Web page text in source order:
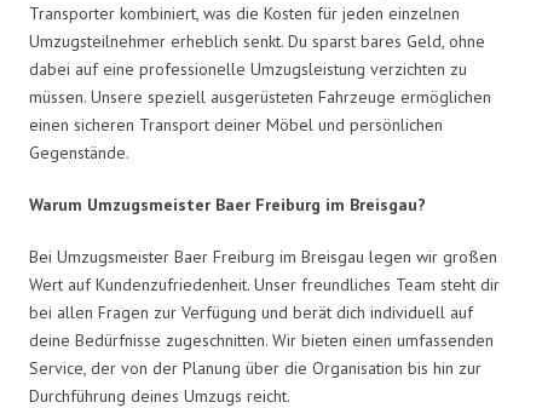
Transporter kombiniert, was die Kosten für jeden einzelnen
Umzugsteilnehmer erheblich senkt. Du sparst bares Geld, ohne
dabei auf eine professionelle Umzugsleistung verzichten zu
müssen. Unsere speziell ausgerüsteten Fahrzeuge ermöglichen
einen sicheren Transport deiner Möbel und persönlichen
Gegenstände.
Warum Umzugsmeister Baer Freiburg im Breisgau?
Bei Umzugsmeister Baer Freiburg im Breisgau legen wir großen
Wert auf Kundenzufriedenheit. Unser freundliches Team steht dir
bei allen Fragen zur Verfügung und berät dich individuell auf
deine Bedürfnisse zugeschnitten. Wir bieten einen umfassenden
Service, der von der Planung über die Organisation bis hin zur
Durchführung deines Umzugs reicht.